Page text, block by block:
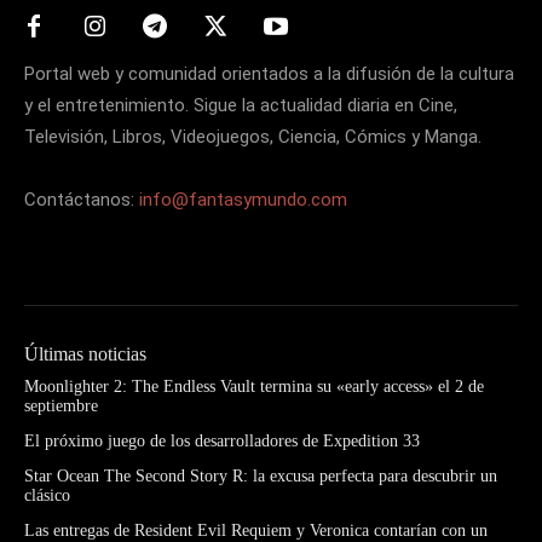
Portal web y comunidad orientados a la difusión de la cultura
y el entretenimiento. Sigue la actualidad diaria en Cine,
Televisión, Libros, Videojuegos, Ciencia, Cómics y Manga.
Contáctanos: info@fantasymundo.com
Últimas noticias
Moonlighter 2: The Endless Vault termina su «early access» el 2 de
septiembre
El próximo juego de los desarrolladores de Expedition 33
Star Ocean The Second Story R: la excusa perfecta para descubrir un
clásico
Las entregas de Resident Evil Requiem y Veronica contarían con un